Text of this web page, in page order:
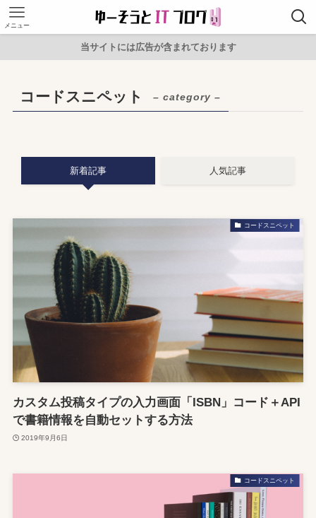
メニュー
当サイトには広告が含まれております
コードスニペット – category –
新着記事 人気記事
コードスニペット
カスタム投稿タイプの入力画面「ISBN」コード＋API
で書籍情報を自動セットする方法
2019年9月6日
コードスニペット